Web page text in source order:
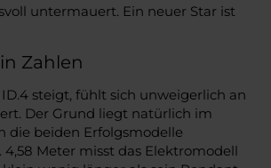
untermauert. Ein neuer Star ist
Zahlen
steigt, fühlt sich unweigerlich an
Der Grund liegt natürlich im
die beiden Erfolgsmodelle
Meter misst das Elektromodell